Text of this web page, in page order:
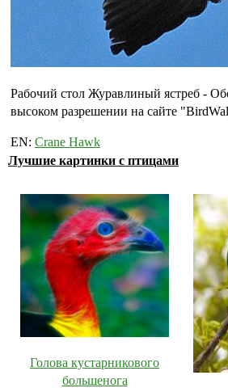
Рабочий стол Журавлиный ястреб -
высоком разрешении на сайте
EN: Crane Hawk
Лучшие картинки с птицами
Голова кустарникового
большенога